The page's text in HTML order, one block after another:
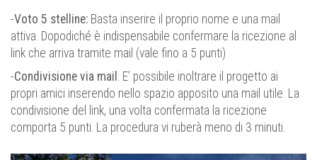
-Voto 5 stelline: Basta inserire il proprio nome e una mail
attiva. Dopodiché è indispensabile confermare la ricezione al
link che arriva tramite mail (vale fino a 5 punti)
-Condivisione via mail : E’ possibile inoltrare il progetto ai
propri amici inserendo nello spazio apposito una mail utile. La
condivisione del link, una volta confermata la ricezione
comporta 5 punti. La procedura vi ruberà meno di 3 minuti.